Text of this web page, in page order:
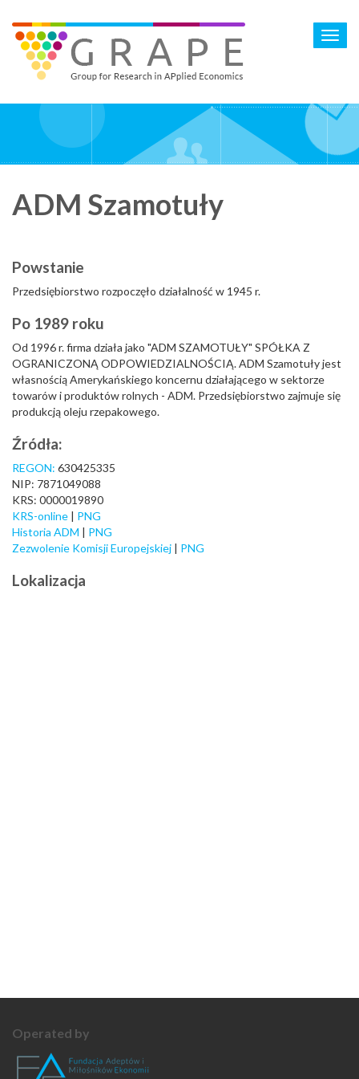
main
content
ADM Szamotuły
Powstanie
Przedsiębiorstwo rozpoczęło działalność w 1945 r.
Po 1989 roku
Od 1996 r. firma działa jako "ADM SZAMOTUŁY" SPÓŁKA Z
OGRANICZONĄ ODPOWIEDZIALNOŚCIĄ. ADM Szamotuły jest
własnością Amerykańskiego koncernu działającego w sektorze
towarów i produktów rolnych - ADM. Przedsiębiorstwo zajmuje się
produkcją oleju rzepakowego.
Źródła:
REGON: 630425335
NIP: 7871049088
KRS: 0000019890
KRS-online | PNG
Historia ADM | PNG
Zezwolenie Komisji Europejskiej | PNG
Lokalizacja
Operated by